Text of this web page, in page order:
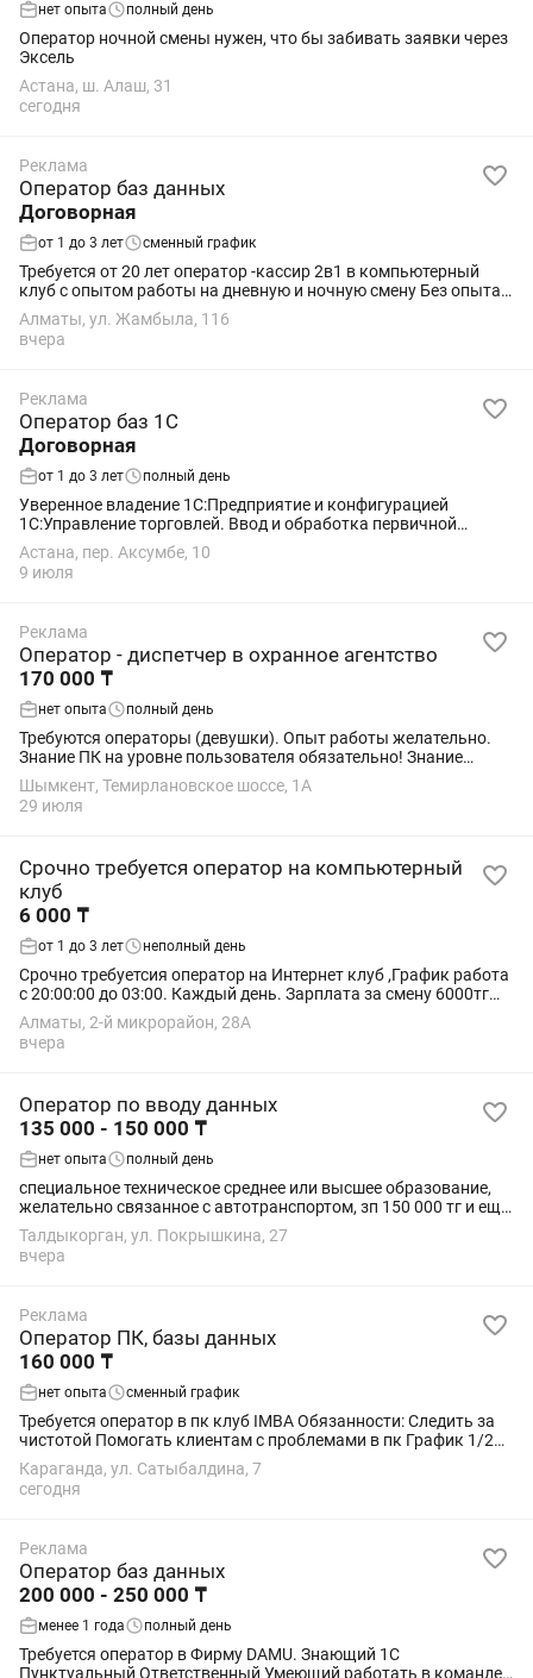
нет опыта полный день
Оператор ночной смены нужен, что бы забивать заявки через
Эксель
Астана, ш. Алаш, 31
сегодня
Реклама
Оператор баз данных
Договорная
от 1 до 3 лет сменный график
Требуется от 20 лет оператор -кассир 2в1 в компьютерный
клуб с опытом работы на дневную и ночную смену Без опыта
не беспокоить!!!
Алматы, ул. Жамбыла, 116
вчера
Реклама
Оператор баз 1С
Договорная
от 1 до 3 лет полный день
Уверенное владение 1С:Предприятие и конфигурацией
1С:Управление торговлей. Ввод и обработка первичной
документации: накладные; счета-фактуры; приходные и
расходные документы; перемещения...
Астана, пер. Аксумбе, 10
9 июля
Реклама
Оператор - диспетчер в охранное агентство
170 000 ₸
нет опыта полный день
Требуются операторы (девушки). Опыт работы желательно.
Знание ПК на уровне пользователя обязательно! Знание
казахского и русского языка обязательно!!! График работы:
5/2 с 9:00 до 18:00 С окладом...
Шымкент, Темирлановское шоссе, 1А
29 июля
Срочно требуется оператор на компьютерный
клуб
6 000 ₸
от 1 до 3 лет неполный день
Срочно требуетсия оператор на Интернет клуб ,График работа
с 20:00:00 до 03:00. Каждый день. Зарплата за смену 6000тг
Требуется оператор без вредных привычек, ответственные к
работе. Возраст от 22...
Алматы, 2-й микрорайон, 28А
вчера
Оператор по вводу данных
135 000 - 150 000 ₸
нет опыта полный день
специальное техническое среднее или высшее образование,
желательно связанное с автотранспортом, зп 150 000 тг и еще
будут бонусы, работа не сложная для живых и смышленных,
необхоимы базовые знания...
Талдыкорган, ул. Покрышкина, 27
вчера
Реклама
Оператор ПК, базы данных
160 000 ₸
нет опыта сменный график
Требуется оператор в пк клуб IMBA Обязанности: Следить за
чистотой Помогать клиентам с проблемами в пк График 1/2
сутки через двое Оплата 16.000 тенге за сутки Выплата 2 раза
в месяц Не...
Караганда, ул. Сатыбалдина, 7
сегодня
Реклама
Оператор баз данных
200 000 - 250 000 ₸
менее 1 года полный день
Требуется оператор в Фирму DAMU. Знающий 1С
Пунктуальный Ответственный Умеющий работать в команде